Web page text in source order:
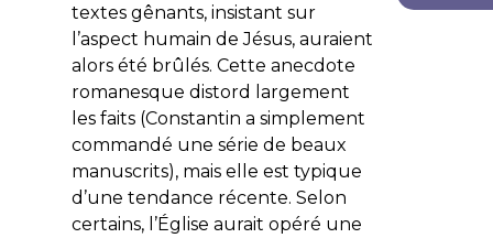
textes gênants, insistant sur
l’aspect humain de Jésus, auraient
alors été brûlés. Cette anecdote
romanesque distord largement
les faits (Constantin a simplement
commandé une série de beaux
manuscrits), mais elle est typique
d’une tendance récente. Selon
certains, l’Église aurait opéré une